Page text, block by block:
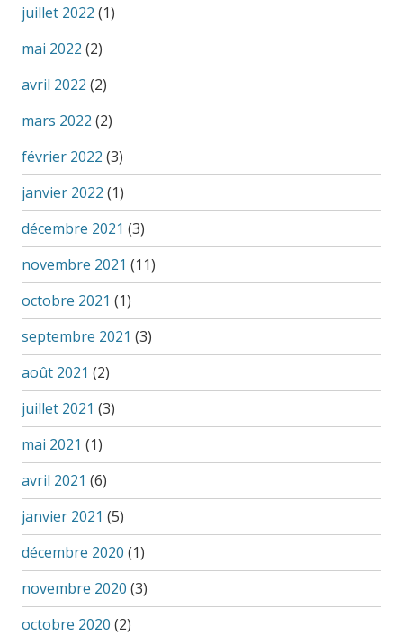
juillet 2022 (1)
mai 2022 (2)
avril 2022 (2)
mars 2022 (2)
février 2022 (3)
janvier 2022 (1)
décembre 2021 (3)
novembre 2021 (11)
octobre 2021 (1)
septembre 2021 (3)
août 2021 (2)
juillet 2021 (3)
mai 2021 (1)
avril 2021 (6)
janvier 2021 (5)
décembre 2020 (1)
novembre 2020 (3)
octobre 2020 (2)